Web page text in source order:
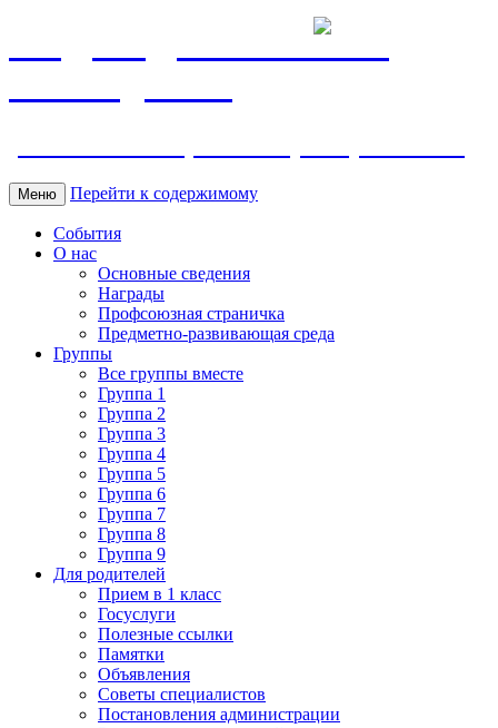
МБДОУ ДС "Калинка"
Меню Перейти к содержимому
События
О нас
Основные сведения
Награды
Профсоюзная страничка
Предметно-развивающая среда
Группы
Все группы вместе
Группа 1
Группа 2
Группа 3
Группа 4
Группа 5
Группа 6
Группа 7
Группа 8
Группа 9
Для родителей
Прием в 1 класс
Госуслуги
Полезные ссылки
Памятки
Объявления
Советы специалистов
Постановления администрации